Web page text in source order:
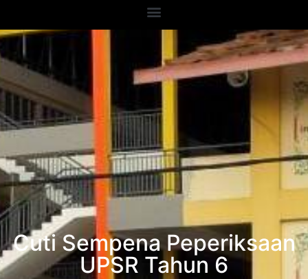
Cuti Sempena Peperiksaan
UPSR Tahun 6